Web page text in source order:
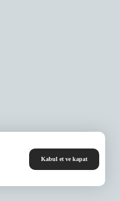
Kabul et ve kapat